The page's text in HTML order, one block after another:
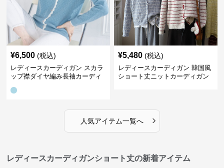
¥6,500 (税込)
レディースカーディガン スカラ
ップ襟ダイヤ編み長袖カーディ
¥5,480 (税込)
レディースカーディガン 韓国風
ショート丈ニットカーディガン
人気アイテム一覧へ ›
レディースカーディガンショート丈の新着アイテム